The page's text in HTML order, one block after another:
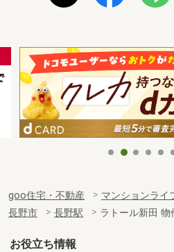
goo住宅・不動産 マンションライ
長野市
長野駅 ラトール新田 物
お役立ち情報